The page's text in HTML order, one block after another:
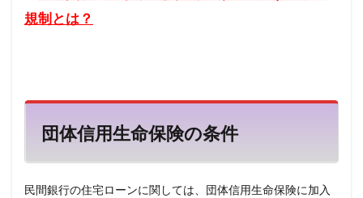
規制とは？
団体信用生命保険の条件
民間銀行の住宅ローンに関しては、団体信用生命保険に加入